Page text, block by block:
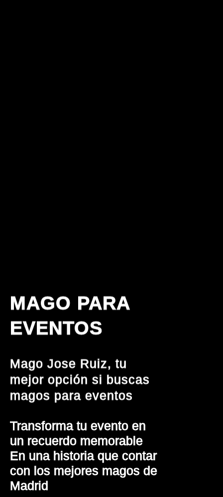
MAGO PARA
EVENTOS
Mago Jose Ruiz, tu
mejor opción si buscas
magos para eventos
Transforma tu evento en
un recuerdo memorable
En una historia que contar
con los mejores magos de
Madrid